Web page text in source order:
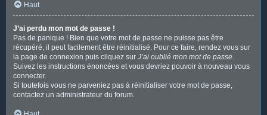
Haut
J’ai perdu mon mot de passe !
Pas de panique ! Bien que votre mot de passe ne puisse pas être
récupéré, il peut facilement être réinitialisé. Pour ce faire, rendez vous sur
la page de connexion puis cliquez sur J’ai oublié mon mot de passe.
Suivez les instructions énoncées et vous devriez pouvoir à nouveau vous
connecter.
Si toutefois vous ne parveniez pas à réinitialiser votre mot de passe,
contactez un administrateur du forum.